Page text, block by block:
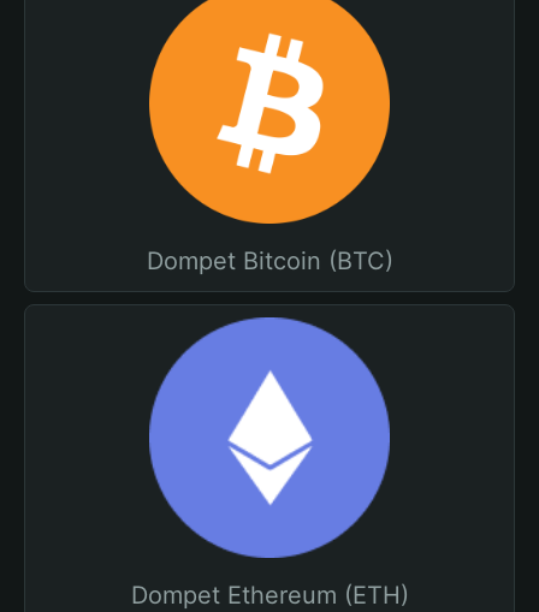
Dompet Bitcoin (BTC)
Dompet Ethereum (ETH)